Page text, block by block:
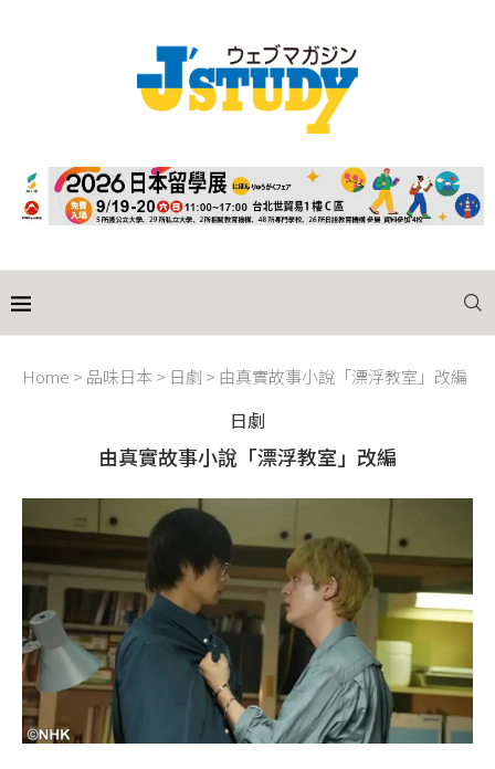
Home > 品味日本 > 日劇 > 由真實故事小說「漂浮教室」改編
日劇
由真實故事小說「漂浮教室」改編